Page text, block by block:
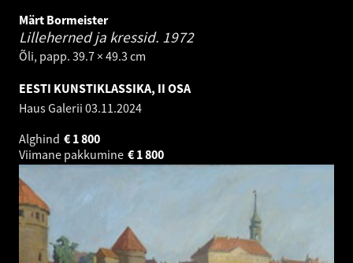
Märt Bormeister
Lilleherned ja kressid. 1972
Õli, papp. 39.7 × 49.3 cm
EESTI KUNSTIKLASSIKA, II OSA
Haus Galerii 03.11.2024
Alghind
1 800
€
Viimane pakkumine
1 800
€